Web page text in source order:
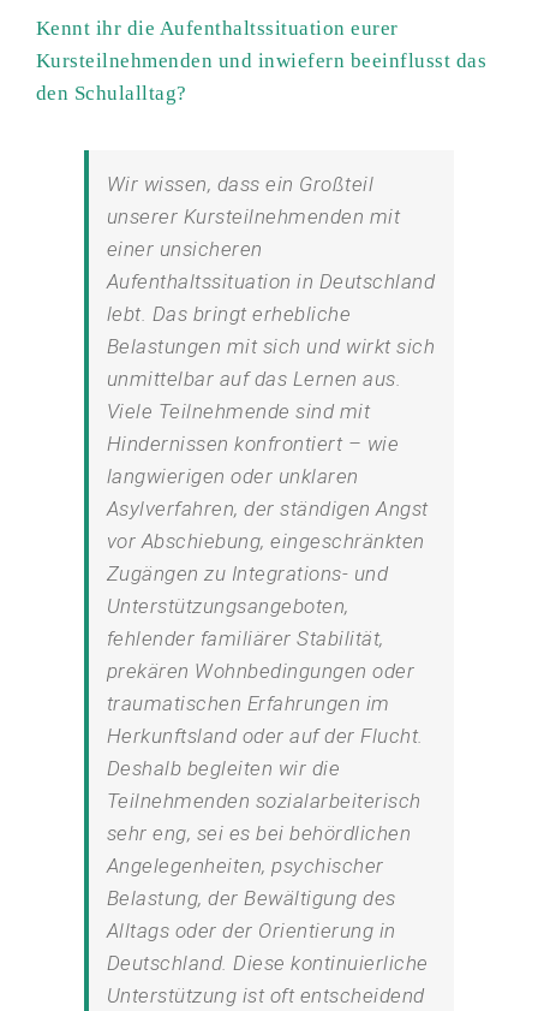
Kennt ihr die Aufenthaltssituation eurer
Kursteilnehmenden und inwiefern beeinflusst das
den Schulalltag?
Wir wissen, dass ein Großteil
unserer Kursteilnehmenden mit
einer unsicheren
Aufenthaltssituation in Deutschland
lebt. Das bringt erhebliche
Belastungen mit sich und wirkt sich
unmittelbar auf das Lernen aus.
Viele Teilnehmende sind mit
Hindernissen konfrontiert – wie
langwierigen oder unklaren
Asylverfahren, der ständigen Angst
vor Abschiebung, eingeschränkten
Zugängen zu Integrations- und
Unterstützungsangeboten,
fehlender familiärer Stabilität,
prekären Wohnbedingungen oder
traumatischen Erfahrungen im
Herkunftsland oder auf der Flucht.
Deshalb begleiten wir die
Teilnehmenden sozialarbeiterisch
sehr eng, sei es bei behördlichen
Angelegenheiten, psychischer
Belastung, der Bewältigung des
Alltags oder der Orientierung in
Deutschland. Diese kontinuierliche
Unterstützung ist oft entscheidend